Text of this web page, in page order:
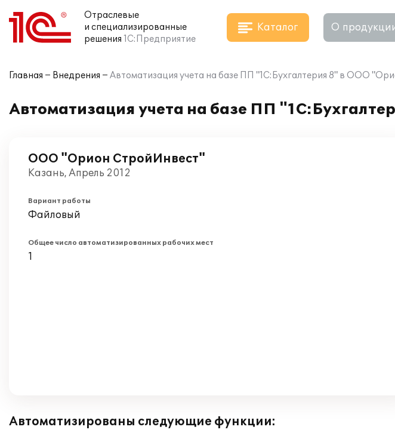
Отраслевые
и специализированные
решения 1С:Предприятие
Каталог О
Главная Внедрения Автоматизация учета на базе ПП "1С:Бухгалтерия 8" в ООО
Автоматизация учета на базе ПП
ООО "Орион СтройИнвест"
Казань, Апрель 2012
Вариант работы
Файловый
Общее число автоматизированных рабочих мест
1
Автоматизированы следующие функции: